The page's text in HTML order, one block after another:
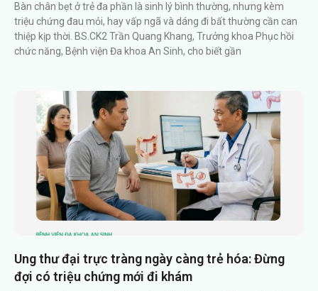
Bàn chân bẹt ở trẻ đa phần là sinh lý bình thường, nhưng kèm
triệu chứng đau mỏi, hay vấp ngã và dáng đi bất thường cần can
thiệp kịp thời. BS.CK2 Trần Quang Khang, Trưởng khoa Phục hồi
chức năng, Bệnh viện Đa khoa An Sinh, cho biết gần
Ung thư đại trực tràng ngày càng trẻ hóa: Đừng
đợi có triệu chứng mới đi khám